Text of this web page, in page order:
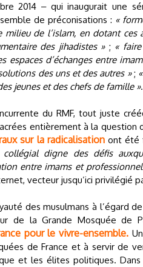
2014 ‒ qui inaugurait une
de préconisations : «
de l’islam, en dotant ces
des jihadistes »; «
espaces d’échanges entre
des uns et des autres »;
jeunes et des chefs de famille »
du RMF, tout juste
entièrement à la question
sur la radicalisationont été
collégial digne des défis
entre imams et
vecteur jusqu’ici privilégié
des musulmans à l’égard de
de la Grande Mosquée de
pour le vivre-ensemble.
de France et à servir de
et les élites politiques. Dans